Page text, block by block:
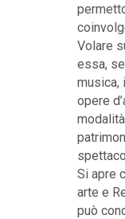
Volare
essa,
musica,
opere
Si apre
arte e
può